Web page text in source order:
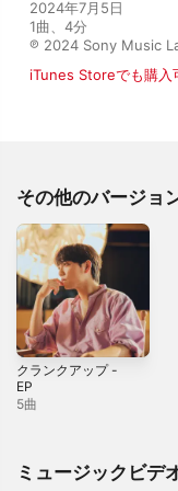
2024年7月5日
1曲、4分
℗ 2024 Sony Music
iTunes Storeでも購入
その他のバージョ
クランクアップ -
EP
5曲
ミュージックビデ